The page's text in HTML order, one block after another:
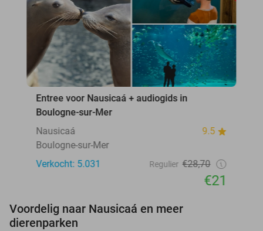
Entree voor Nausicaá + audiogids in
Boulogne-sur-Mer
Nausicaá
9.5
Boulogne-sur-Mer
Verkocht: 5.031
Regulier €28,70
€21
Voordelig naar Nausicaá en meer
dierenparken